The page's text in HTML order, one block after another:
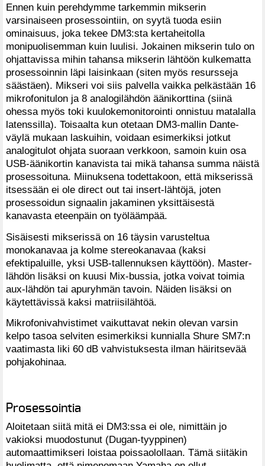
Ennen kuin perehdymme tarkemmin mikserin
varsinaiseen prosessointiin, on syytä tuoda esiin
ominaisuus, joka tekee DM3:sta kertaheitolla
monipuolisemman kuin luulisi. Jokainen mikserin tulo on
ohjattavissa mihin tahansa mikserin lähtöön kulkematta
prosessoinnin läpi laisinkaan (siten myös resursseja
säästäen). Mikseri voi siis palvella vaikka pelkästään 16
mikrofonitulon ja 8 analogilähdön äänikorttina (siinä
ohessa myös toki kuulokemonitorointi onnistuu matalalla
latenssilla). Toisaalta kun otetaan DM3-mallin Dante-
väylä mukaan laskuihin, voidaan esimerkiksi jotkut
analogitulot ohjata suoraan verkkoon, samoin kuin osa
USB-äänikortin kanavista tai mikä tahansa summa näistä
prosessoituna. Miinuksena todettakoon, että mikserissä
itsessään ei ole direct out tai insert-lähtöjä, joten
prosessoidun signaalin jakaminen yksittäisestä
kanavasta eteenpäin on työläämpää.
Sisäisesti mikserissä on 16 täysin varusteltua
monokanavaa ja kolme stereokanavaa (kaksi
efektipaluille, yksi USB-tallennuksen käyttöön). Master-
lähdön lisäksi on kuusi Mix-bussia, jotka voivat toimia
aux-lähdön tai apuryhmän tavoin. Näiden lisäksi on
käytettävissä kaksi matriisilähtöä.
Mikrofonivahvistimet vaikuttavat nekin olevan varsin
kelpo tasoa selviten esimerkiksi kunnialla Shure SM7:n
vaatimasta liki 60 dB vahvistuksesta ilman häiritsevää
pohjakohinaa.
Prosessointia
Aloitetaan siitä mitä ei DM3:ssa ei ole, nimittäin jo
vakioksi muodostunut (Dugan-tyyppinen)
automaattimikseri loistaa poissaolollaan. Tämä siitäkin